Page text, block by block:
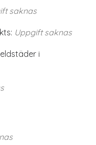
saknas
Uppgift saknas
i